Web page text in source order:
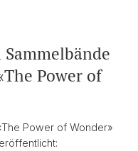
Power of
Power of Wonder»